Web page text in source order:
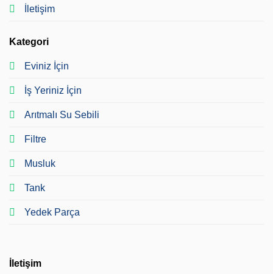
İletişim
Kategori
Eviniz İçin
İş Yeriniz İçin
Arıtmalı Su Sebili
Filtre
Musluk
Tank
Yedek Parça
İletişim